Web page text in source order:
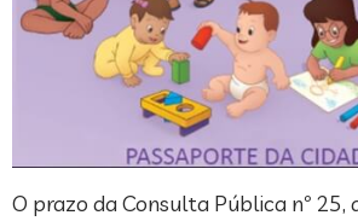
O prazo da Consulta Pública nº 25,